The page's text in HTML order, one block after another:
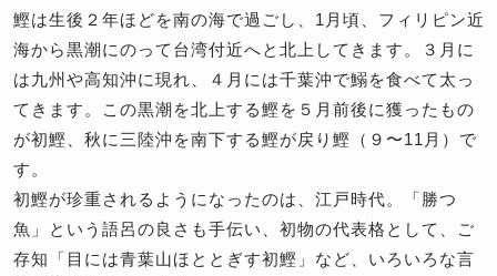
鰹は生後２年ほどを南の海で過ごし、1月頃、フィリピン近
海から黒潮にのって台湾付近へと北上してきます。３月に
は九州や高知沖に現れ、４月には千葉沖で鰯を食べて太っ
てきます。この黒潮を北上する鰹を５月前後に獲ったもの
が初鰹、秋に三陸沖を南下する鰹が戻り鰹（９〜11月）で
す。
初鰹が珍重されるようになったのは、江戸時代。「勝つ
魚」という語呂の良さも手伝い、初物の代表格として、ご
存知「目には青葉山ほととぎす初鰹」など、いろいろな言